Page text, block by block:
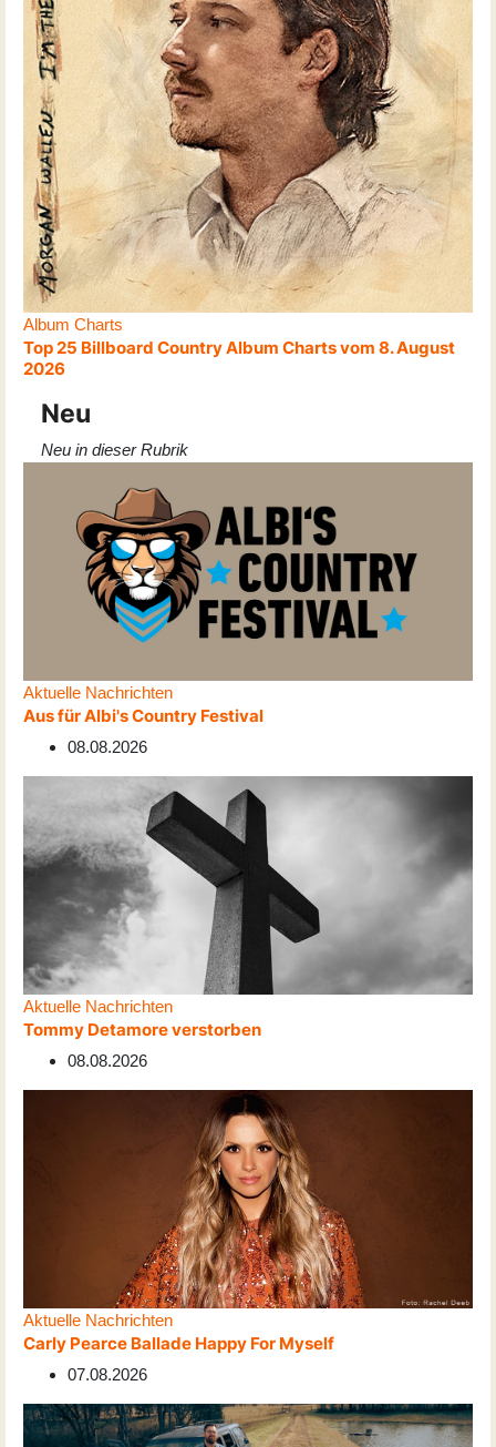
Album Charts
Top 25 Billboard Country Album Charts vom 8. August
2026
Neu
Neu in dieser Rubrik
Aktuelle Nachrichten
Aus für Albi's Country Festival
08.08.2026
Aktuelle Nachrichten
Tommy Detamore verstorben
08.08.2026
Aktuelle Nachrichten
Carly Pearce Ballade Happy For Myself
07.08.2026